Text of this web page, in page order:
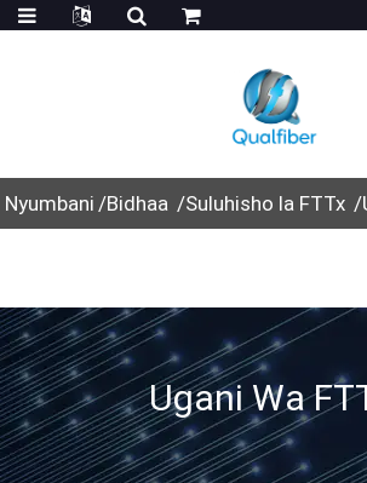
Nyumbani Bidhaa Suluhisho la FTTx
Ugani Wa